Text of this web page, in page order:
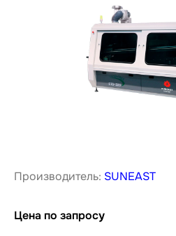
Производитель: SUNEAST
Цена по запросу